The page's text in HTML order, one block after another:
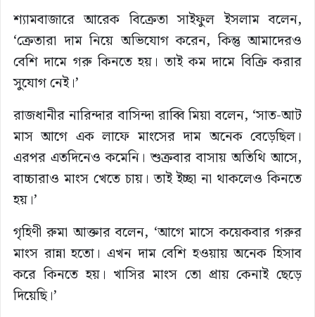
শ্যামবাজারে আরেক বিক্রেতা সাইফুল ইসলাম বলেন,
‘ক্রেতারা দাম নিয়ে অভিযোগ করেন, কিন্তু আমাদেরও
বেশি দামে গরু কিনতে হয়। তাই কম দামে বিক্রি করার
সুযোগ নেই।’
রাজধানীর নারিন্দার বাসিন্দা রাব্বি মিয়া বলেন, ‘সাত-আট
মাস আগে এক লাফে মাংসের দাম অনেক বেড়েছিল।
এরপর এতদিনেও কমেনি। শুক্রবার বাসায় অতিথি আসে,
বাচ্চারাও মাংস খেতে চায়। তাই ইচ্ছা না থাকলেও কিনতে
হয়।’
গৃহিণী রুমা আক্তার বলেন, ‘আগে মাসে কয়েকবার গরুর
মাংস রান্না হতো। এখন দাম বেশি হওয়ায় অনেক হিসাব
করে কিনতে হয়। খাসির মাংস তো প্রায় কেনাই ছেড়ে
দিয়েছি।’